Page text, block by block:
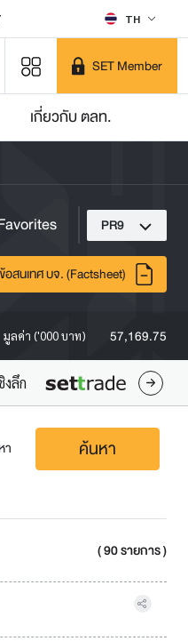
TH
SET Member
เกี่ยวกับ ตลท.
PR9
อสนเทศ บจ. (Factsheet)
มูลค่า ('000 บาท) 57,169.75
ลึก
า ค้นหา
( 90 รายการ )